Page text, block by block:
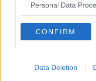
Personal Data
CONFIRM
Data Deletion
Natale tra le
Eletta la giunta della